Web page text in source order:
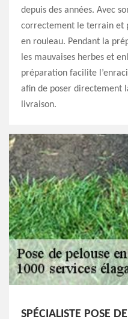
depuis des années. Avec
correctement le terrain et
en rouleau. Pendant la
les mauvaises herbes et
préparation facilite
afin de poser directement
livraison.
SPÉCIALISTE POSE